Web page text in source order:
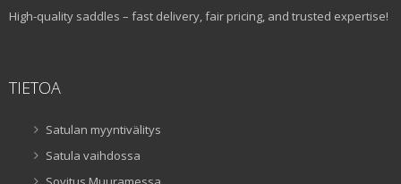
High-quality saddles – fast delivery, fair pricing, and trusted expertise!
TIETOA
Satulan myyntivälitys
Satula vaihdossa